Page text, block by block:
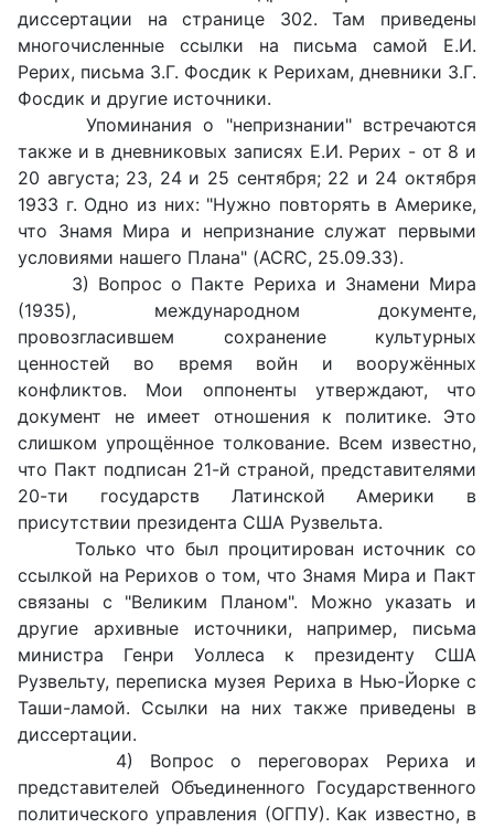
диссертации на странице 302. Там приведены
многочисленные ссылки на письма самой Е.И.
Рерих, письма З.Г. Фосдик к Рерихам, дневники З.Г.
Фосдик и другие источники.
Упоминания о "непризнании" встречаются
также и в дневниковых записях Е.И. Рерих - от 8 и
20 августа; 23, 24 и 25 сентября; 22 и 24 октября
1933 г. Одно из них: "Нужно повторять в Америке,
что Знамя Мира и непризнание служат первыми
условиями нашего Плана" (ACRC, 25.09.33).
3) Вопрос о Пакте Рериха и Знамени Мира
(1935), международном документе,
провозгласившем сохранение культурных
ценностей во время войн и вооружённых
конфликтов. Мои оппоненты утверждают, что
документ не имеет отношения к политике. Это
слишком упрощённое толкование. Всем известно,
что Пакт подписан 21-й страной, представителями
20-ти государств Латинской Америки в
присутствии президента США Рузвельта.
Только что был процитирован источник со
ссылкой на Рерихов о том, что Знамя Мира и Пакт
связаны с "Великим Планом". Можно указать и
другие архивные источники, например, письма
министра Генри Уоллеса к президенту США
Рузвельту, переписка музея Рериха в Нью-Йорке с
Таши-ламой. Ссылки на них также приведены в
диссертации.
4) Вопрос о переговорах Рериха и
представителей Объединенного Государственного
политического управления (ОГПУ). Как известно, в